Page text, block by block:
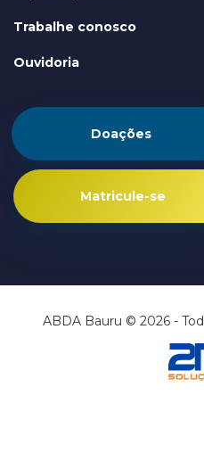
Trabalhe conosco
Ouvidoria
Doações
Matricule-se
ABDA Bauru © 2026 -